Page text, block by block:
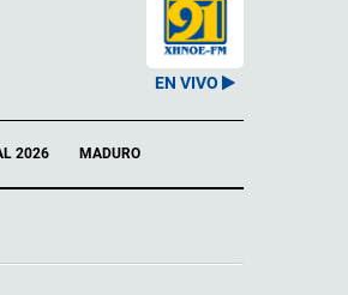
EN VIVO
2026 MADURO